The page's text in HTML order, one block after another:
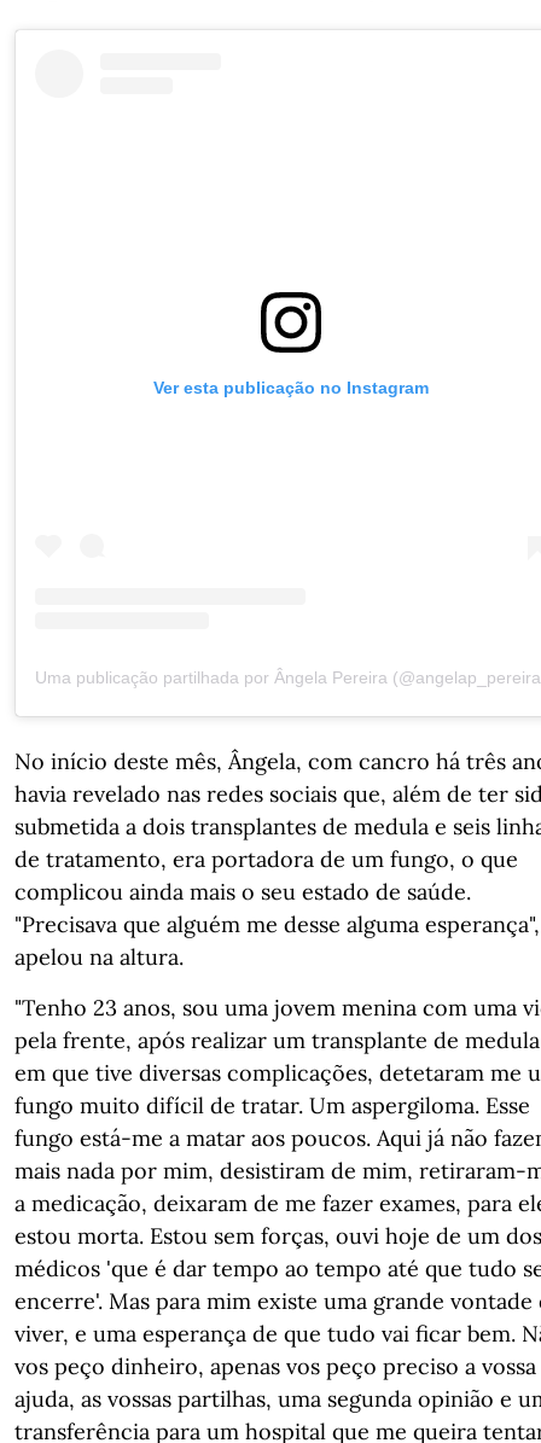
Ver esta publicação no Instagram
Uma publicação partilhada por Ângela Pereira
No início deste mês, Ângela, com cancro há três
havia revelado nas redes sociais que, além de ter
submetida a dois transplantes de medula e seis
de tratamento, era portadora de um fungo, o que
complicou ainda mais o seu estado de saúde.
"Precisava que alguém me desse alguma esperança",
apelou na altura.
"Tenho 23 anos, sou uma jovem menina com uma
pela frente, após realizar um transplante de medula
em que tive diversas complicações, detetaram me
fungo muito difícil de tratar. Um aspergiloma. Esse
fungo está-me a matar aos poucos. Aqui já não
mais nada por mim, desistiram de mim, retiraram-
a medicação, deixaram de me fazer exames, para
estou morta. Estou sem forças, ouvi hoje de um dos
médicos 'que é dar tempo ao tempo até que tudo
encerre'. Mas para mim existe uma grande vontade
viver, e uma esperança de que tudo vai ficar bem.
vos peço dinheiro, apenas vos peço preciso a vossa
ajuda, as vossas partilhas, uma segunda opinião e
transferência para um hospital que me queira